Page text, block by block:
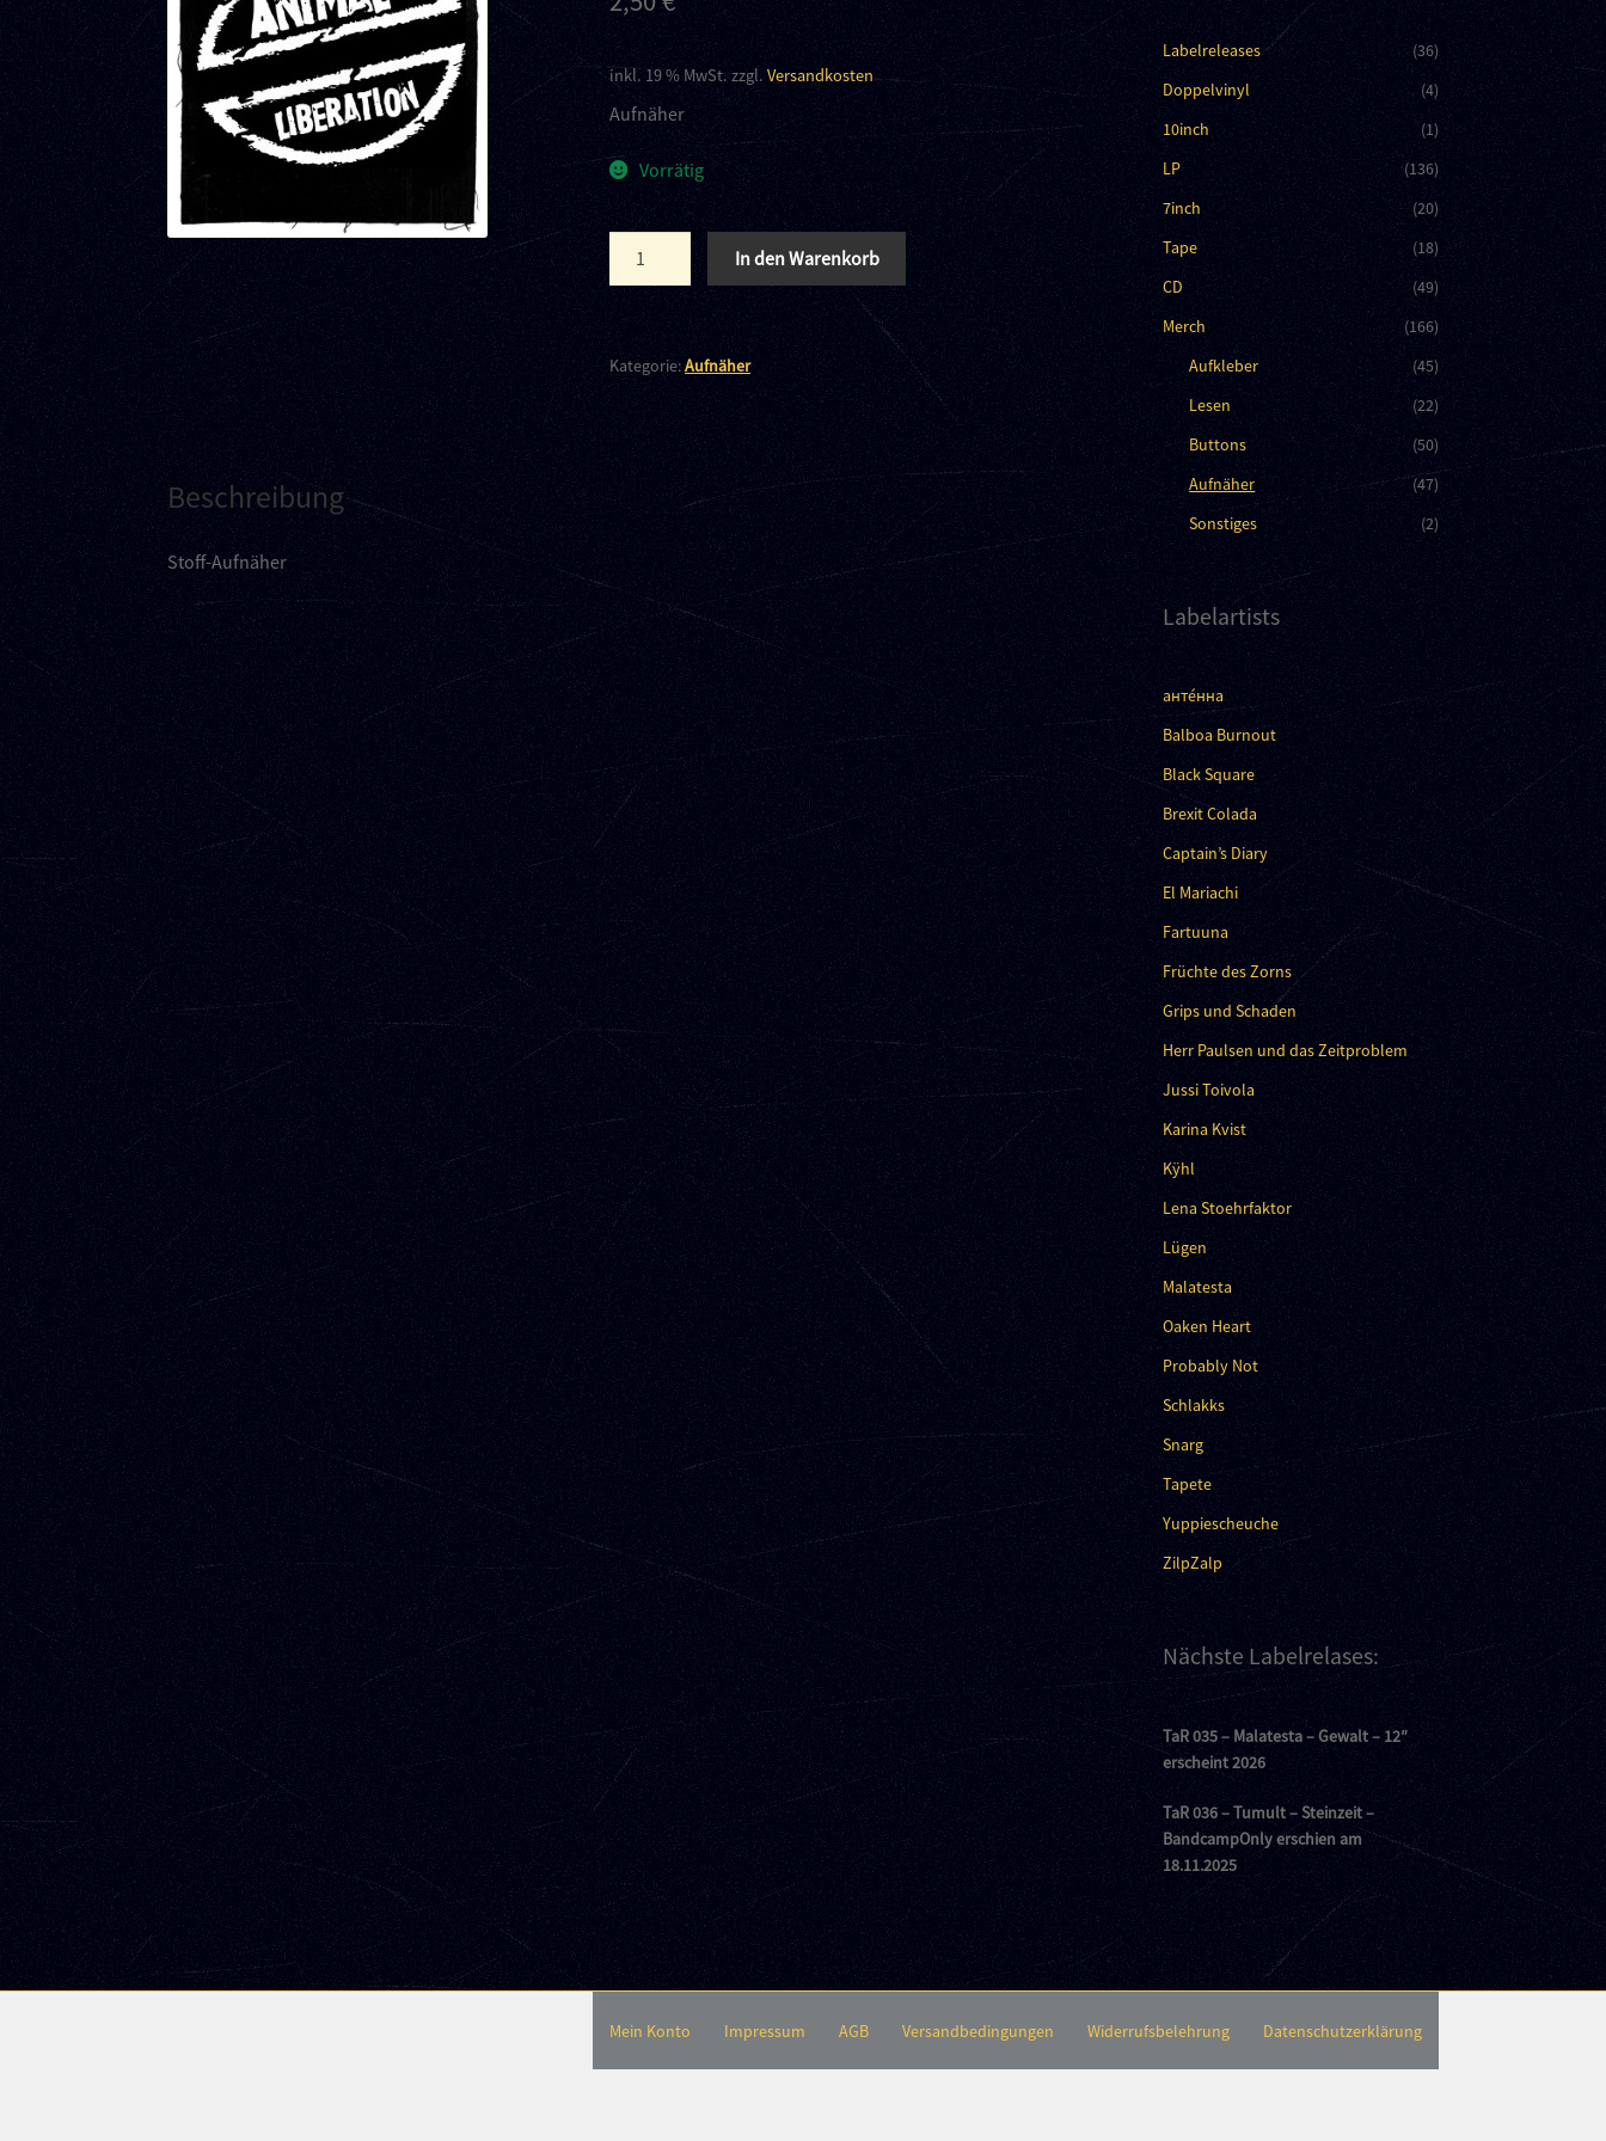
inkl. 19 % MwSt. zzgl.Versandkosten
Aufnäher
Vorrätig
In den Warenkorb
Kategorie:Aufnäher
Beschreibung
Stoff-Aufnäher
Labelreleases
(36)
Doppelvinyl
(4)
10inch
(1)
LP
(136)
7inch
(20)
Tape
(18)
CD
(49)
Merch
(166)
Aufkleber
(45)
Lesen
(22)
Buttons
(50)
Aufnäher
(47)
Sonstiges
(2)
Labelartists
анте́нна
Balboa Burnout
Black Square
Brexit Colada
Captain’s Diary
El Mariachi
Fartuuna
Früchte des Zorns
Grips und Schaden
Herr Paulsen und das Zeitproblem
Jussi Toivola
Karina Kvist
Kÿhl
Lena Stoehrfaktor
Lügen
Malatesta
Oaken Heart
Probably Not
Schlakks
Snarg
Tapete
Yuppiescheuche
ZilpZalp
Nächste Labelrelases:
TaR 035 – Malatesta – Gewalt – 12″
erscheint 2026
TaR 036 – Tumult – Steinzeit –
BandcampOnly erschien am
18.11.2025
Mein Konto Impressum AGB Versandbedingungen Widerrufsbelehrung Datenschutzerklärung